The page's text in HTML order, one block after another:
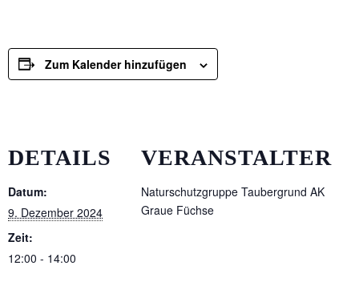
Zum Kalender hinzufügen
DETAILS
Datum:
9. Dezember 2024
Zeit:
12:00 - 14:00
VERANSTALTER
Naturschutzgruppe Taubergrund AK
Graue Füchse